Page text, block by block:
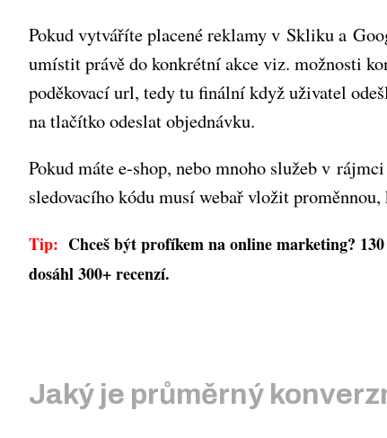
Pokud vytváříte placené reklamy v Skliku a
umístit právě do konkrétní akce viz. možnosti
poděkovací url, tedy tu finální když uživatel
na tlačítko odeslat objednávku.
Pokud máte e-shop, nebo mnoho služeb v
sledovacího kódu musí webař vložit
Tip: Chceš být profíkem na online marketing?
dosáhl 300+ recenzí.
Jaký je průměrný